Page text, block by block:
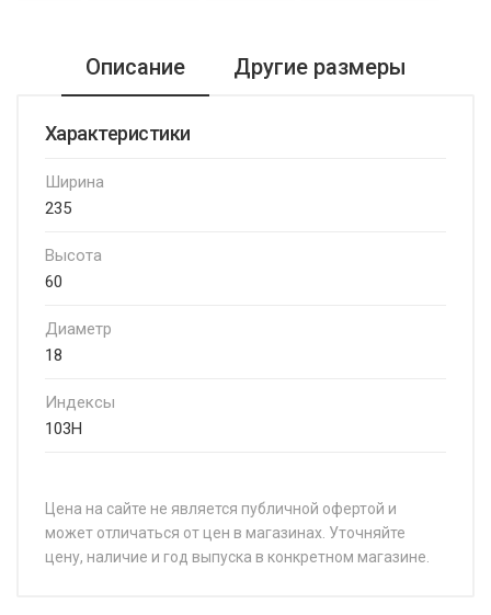
Описание Другие размеры
Характеристики
Ширина
235
Высота
60
Диаметр
18
Индексы
103H
Цена на сайте не является публичной офертой и
может отличаться от цен в магазинах. Уточняйте
цену, наличие и год выпуска в конкретном магазине.